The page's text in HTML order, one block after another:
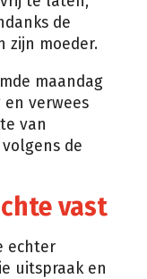
de
zijn moeder.
maandag
verwees
van
de
vast
echter
uitspraak en